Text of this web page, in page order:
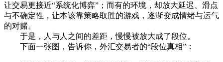
让交易更接近“系统化博弈”；而有的环境，却放大延迟、滑点
与不确定性，让本该靠策略取胜的游戏，逐渐变成情绪与运气
的对赌。
于是，人与人之间的差距，慢慢被放大成了段位。
下面一张图，告诉你，外汇交易者的“段位真相”：